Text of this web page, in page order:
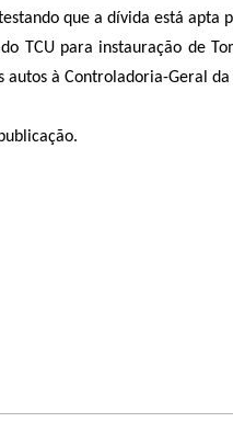
que a dívida está apta
TCU para instauração de
à Controladoria-Geral da